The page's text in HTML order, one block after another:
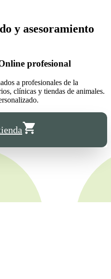
y asesoramiento
profesional
a profesionales de la
clínicas y tiendas de animales.